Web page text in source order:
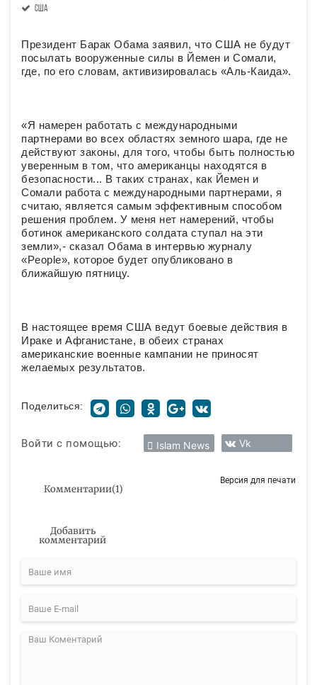
США
Президент Барак Обама заявил, что США не будут
посылать вооруженные силы в Йемен и Сомали,
где, по его словам, активизировалась «Аль-Каида».
«Я намерен работать с международными
партнерами во всех областях земного шара, где не
действуют законы, для того, чтобы быть полностью
уверенным в том, что американцы находятся в
безопасности... В таких странах, как Йемен и
Сомали работа с международными партнерами, я
считаю, является самым эффективным способом
решения проблем. У меня нет намерений, чтобы
ботинок американского солдата ступал на эти
земли»,- сказал Обама в интервью журналу
«People», которое будет опубликовано в
ближайшую пятницу.
В настоящее время США ведут боевые действия в
Ираке и Афганистане, в обеих странах
американские военные кампании не приносят
желаемых результатов.
Поделиться:
Войти с помощью: Islam News Vk
Комментарии(1)
Версия для печати
Добавить
комментарий